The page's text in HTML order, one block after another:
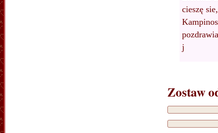
cieszę
j
Zostaw